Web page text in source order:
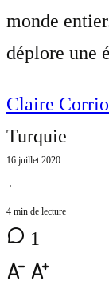
monde
déplore une
Claire
Turquie
16 juillet 2020
⋅
4 min de lecture
1